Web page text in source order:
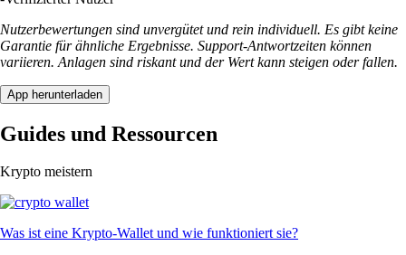
Nutzerbewertungen sind unvergütet und rein individuell. Es gibt keine
Garantie für ähnliche Ergebnisse. Support-Antwortzeiten können
variieren. Anlagen sind riskant und der Wert kann steigen oder fallen.
App herunterladen
Guides und Ressourcen
Krypto meistern
Was ist eine Krypto-Wallet und wie funktioniert sie?